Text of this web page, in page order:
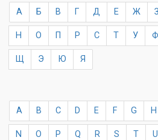
А Б В Г Д Е Ж З
Н О П Р С Т У Ф
Щ Э Ю Я
A B C D E F G H
N O P Q R S T U